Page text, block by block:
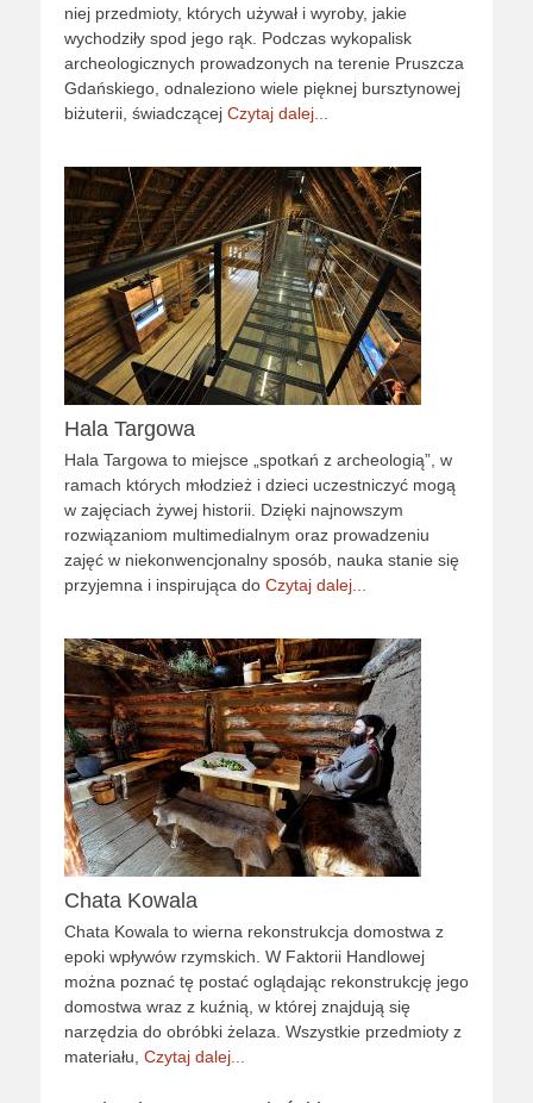
niej przedmioty, których używał i wyroby, jakie
wychodziły spod jego rąk. Podczas wykopalisk
archeologicznych prowadzonych na terenie Pruszcza
Gdańskiego, odnaleziono wiele pięknej bursztynowej
biżuterii, świadczącej Czytaj dalej...
Hala Targowa
Hala Targowa to miejsce „spotkań z archeologią”, w
ramach których młodzież i dzieci uczestniczyć mogą
w zajęciach żywej historii. Dzięki najnowszym
rozwiązaniom multimedialnym oraz prowadzeniu
zajęć w niekonwencjonalny sposób, nauka stanie się
przyjemna i inspirująca do Czytaj dalej...
Chata Kowala
Chata Kowala to wierna rekonstrukcja domostwa z
epoki wpływów rzymskich. W Faktorii Handlowej
można poznać tę postać oglądając rekonstrukcję jego
domostwa wraz z kuźnią, w której znajdują się
narzędzia do obróbki żelaza. Wszystkie przedmioty z
materiału, Czytaj dalej...